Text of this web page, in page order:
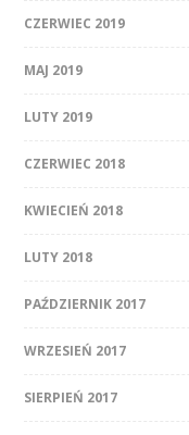
CZERWIEC 2019
MAJ 2019
LUTY 2019
CZERWIEC 2018
KWIECIEŃ 2018
LUTY 2018
PAŹDZIERNIK 2017
WRZESIEŃ 2017
SIERPIEŃ 2017